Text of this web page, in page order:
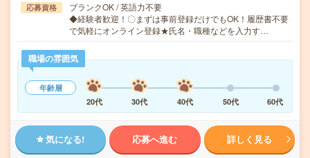
応募資格
ブランクOK / 英語力不要
◆経験者歓迎！〇まずは事前登録だけでもOK！履歴書不要
で気軽にオンライン登録★氏名・職種などを入力す…
職場の雰囲気
年齢層
20代
30代 40代 50代 60代
気になる! 応募へ進む 詳しく見る